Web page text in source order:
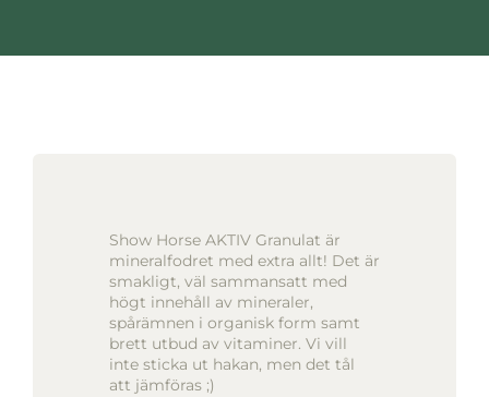
Show Horse AKTIV Granulat är
mineralfodret med extra allt! Det är
smakligt, väl sammansatt med
högt innehåll av mineraler,
spårämnen i organisk form samt
brett utbud av vitaminer. Vi vill
inte sticka ut hakan, men det tål
att jämföras ;)